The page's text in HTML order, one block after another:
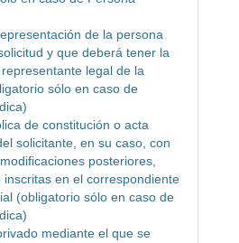
de la persona
y que deberá tener la
legal de la
sólo en caso de
de constitución o acta
solicitante, en su caso, con
posteriores,
inscritas en el correspondiente
(obligatorio sólo en caso de
mediante el que se